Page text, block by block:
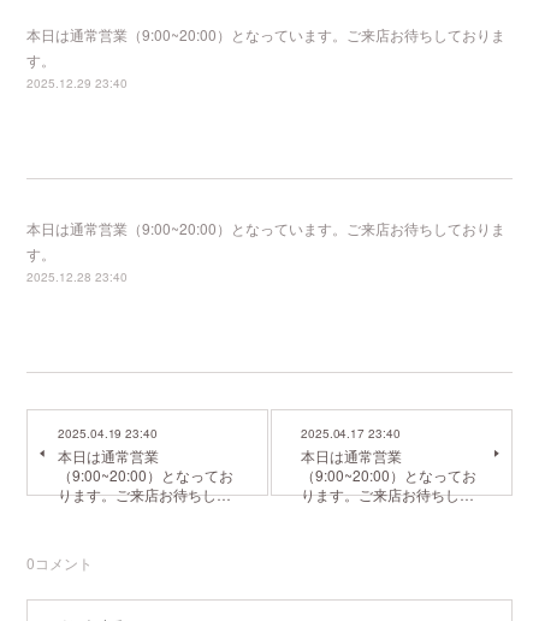
本日は通常営業（9:00~20:00）となっています。ご来店お待ちしておりま
す。
2025.12.29 23:40
本日は通常営業（9:00~20:00）となっています。ご来店お待ちしておりま
す。
2025.12.28 23:40
2025.04.19 23:40
本日は通常営業
（9:00~20:00）となってお
ります。ご来店お待ちし…
2025.04.17 23:40
本日は通常営業
（9:00~20:00）となってお
ります。ご来店お待ちし…
0コメント